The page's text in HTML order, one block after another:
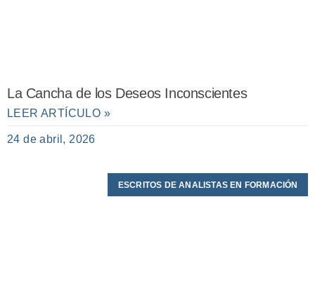
La Cancha de los Deseos Inconscientes
LEER ARTÍCULO »
24 de abril, 2026
ESCRITOS DE ANALISTAS EN FORMACIÓN